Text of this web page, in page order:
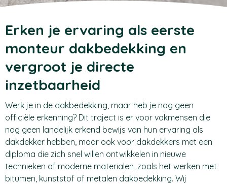
Erken je ervaring als eerste
monteur dakbedekking en
vergroot je directe
inzetbaarheid
Werk je in de dakbedekking, maar heb je nog geen
officiële erkenning? Dit traject is er voor vakmensen die
nog geen landelijk erkend bewijs van hun ervaring als
dakdekker hebben, maar ook voor dakdekkers met een
diploma die zich snel willen ontwikkelen in nieuwe
technieken of moderne materialen, zoals het werken met
bitumen, kunststof of metalen dakbedekking. Wij